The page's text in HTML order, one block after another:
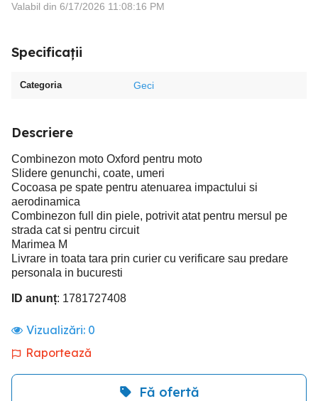
Valabil din 6/17/2026 11:08:16 PM
Specificații
Categoria Geci
Descriere
Combinezon moto Oxford pentru moto
Slidere genunchi, coate, umeri
Cocoasa pe spate pentru atenuarea impactului si
aerodinamica
Combinezon full din piele, potrivit atat pentru mersul pe
strada cat si pentru circuit
Marimea M
Livrare in toata tara prin curier cu verificare sau predare
personala in bucuresti
ID anunț: 1781727408
Vizualizări: 0
Raportează
Fă ofertă